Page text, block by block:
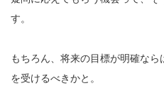
す。
もちろん、将来の目標が明確な
を受けるべきかと。